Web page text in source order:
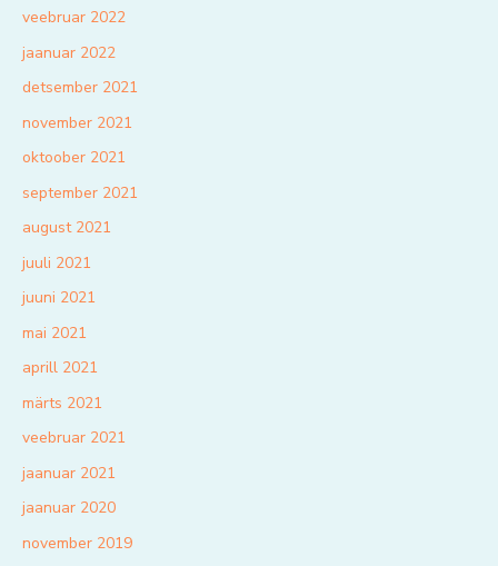
veebruar 2022
jaanuar 2022
detsember 2021
november 2021
oktoober 2021
september 2021
august 2021
juuli 2021
juuni 2021
mai 2021
aprill 2021
märts 2021
veebruar 2021
jaanuar 2021
jaanuar 2020
november 2019